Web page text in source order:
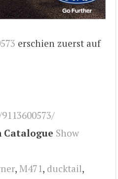
erschien zuerst auf
Catalogue Show
, M471, ducktail,